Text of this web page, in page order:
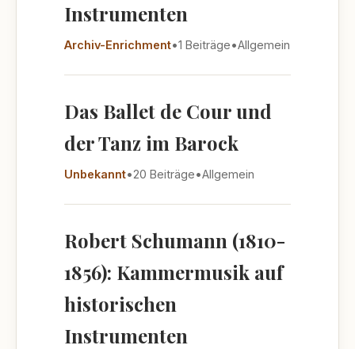
Instrumenten
Archiv-Enrichment•1 Beiträge•Allgemein
Das Ballet de Cour und
der Tanz im Barock
Unbekannt•20 Beiträge•Allgemein
Robert Schumann (1810-
1856): Kammermusik auf
historischen
Instrumenten